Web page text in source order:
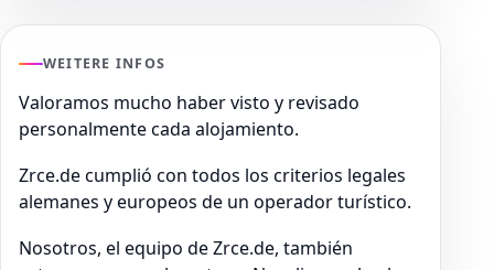
WEITERE INFOS
Valoramos mucho haber visto y revisado
personalmente cada alojamiento.
Zrce.de cumplió con todos los criterios legales
alemanes y europeos de un operador turístico.
Nosotros, el equipo de Zrce.de, también